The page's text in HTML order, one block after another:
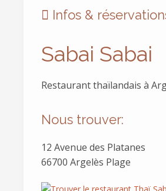
Infos &
Sabai Sabai
Restaurant thaïlandais à
Nous trouver:
12 Avenue des Platanes
66700 Argelès Plage